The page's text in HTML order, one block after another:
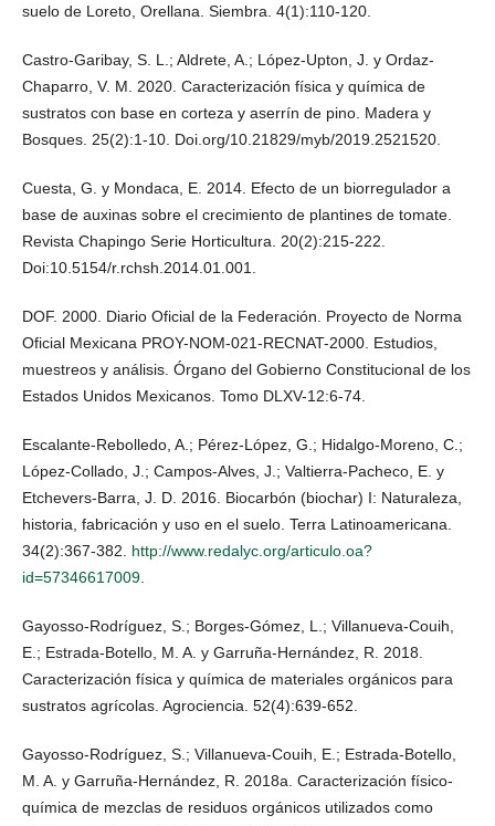
suelo de Loreto, Orellana. Siembra. 4(1):110-120.
Castro-Garibay, S. L.; Aldrete, A.; López-Upton, J. y Ordaz-
Chaparro, V. M. 2020. Caracterización física y química de
sustratos con base en corteza y aserrín de pino. Madera y
Bosques. 25(2):1-10. Doi.org/10.21829/myb/2019.2521520.
Cuesta, G. y Mondaca, E. 2014. Efecto de un biorregulador a
base de auxinas sobre el crecimiento de plantines de tomate.
Revista Chapingo Serie Horticultura. 20(2):215-222.
Doi:10.5154/r.rchsh.2014.01.001.
DOF. 2000. Diario Oficial de la Federación. Proyecto de Norma
Oficial Mexicana PROY-NOM-021-RECNAT-2000. Estudios,
muestreos y análisis. Órgano del Gobierno Constitucional de los
Estados Unidos Mexicanos. Tomo DLXV-12:6-74.
Escalante-Rebolledo, A.; Pérez-López, G.; Hidalgo-Moreno, C.;
López-Collado, J.; Campos-Alves, J.; Valtierra-Pacheco, E. y
Etchevers-Barra, J. D. 2016. Biocarbón (biochar) I: Naturaleza,
historia, fabricación y uso en el suelo. Terra Latinoamericana.
34(2):367-382. http://www.redalyc.org/articulo.oa?
id=57346617009
Gayosso-Rodríguez, S.; Borges-Gómez, L.; Villanueva-Couih,
E.; Estrada-Botello, M. A. y Garruña-Hernández, R. 2018.
Caracterización física y química de materiales orgánicos para
sustratos agrícolas. Agrociencia. 52(4):639-652.
Gayosso-Rodríguez, S.; Villanueva-Couih, E.; Estrada-Botello,
M. A. y Garruña-Hernández, R. 2018a. Caracterización físico-
química de mezclas de residuos orgánicos utilizados como